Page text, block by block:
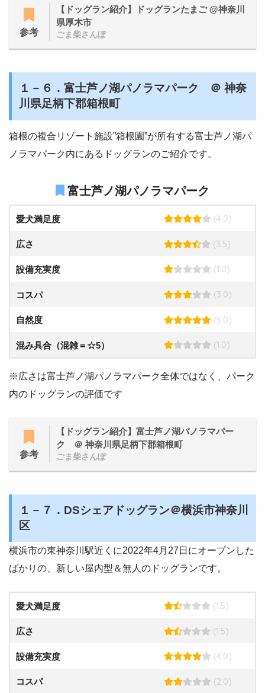
参考
【ドッグラン紹介】ドッグランたまご @神奈川
県厚木市
ごま柴さんぽ
１－６．富士芦ノ湖パノラマパーク ＠ 神奈
川県足柄下郡箱根町
箱根の複合リゾート施設”箱根園”が所有する富士芦ノ湖パ
ノラマパーク内にあるドッグランのご紹介です。
富士芦ノ湖パノラマパーク
愛犬満足度 (4.0)
広さ (3.5)
設備充実度 (1.0)
コスパ (3.0)
自然度 (5.0)
混み具合（混雑＝☆5） (1.0)
※広さは富士芦ノ湖パノラマパーク全体ではなく、パーク
内のドッグランの評価です
参考
【ドッグラン紹介】富士芦ノ湖パノラマパー
ク ＠ 神奈川県足柄下郡箱根町
ごま柴さんぽ
１－７．DSシェアドッグラン＠横浜市神奈川
区
横浜市の東神奈川駅近くに2022年4月27日にオープンした
ばかりの、新しい屋内型＆無人のドッグランです。
愛犬満足度 (1.5)
広さ (1.5)
設備充実度 (4.0)
コスパ (2.0)